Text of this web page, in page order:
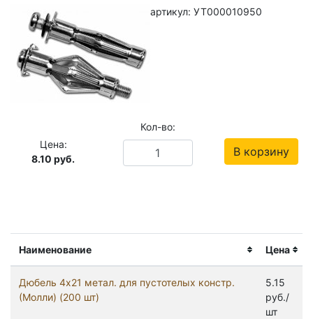
Наименование Цена
Дюбель 4х21 метал. для пустотелых констр.
(Молли) (200 шт)
5.15
руб./
шт
артикул: УТ000010950
Цена:
8.10 руб.
Кол-во:
В корзину